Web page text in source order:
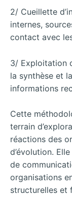
2/ Cueillette
internes,
contact avec
3/ Exploitation
la synthèse et
informations
Cette
terrain
réactions des
d’évolution.
de
organisations
structurelles et